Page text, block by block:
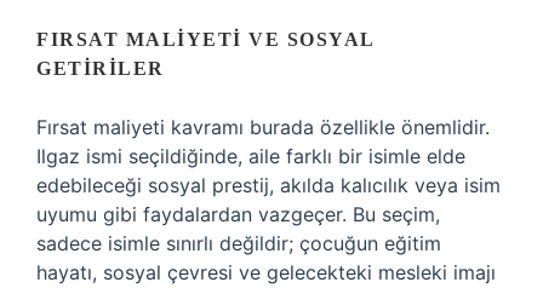
FIRSAT MALIYETI VE SOSYAL
GETIRILER
Fırsat maliyeti kavramı burada özellikle önemlidir.
Ilgaz ismi seçildiğinde, aile farklı bir isimle elde
edebileceği sosyal prestij, akılda kalıcılık veya isim
uyumu gibi faydalardan vazgeçer. Bu seçim,
sadece isimle sınırlı değildir; çocuğun eğitim
hayatı, sosyal çevresi ve gelecekteki mesleki imajı